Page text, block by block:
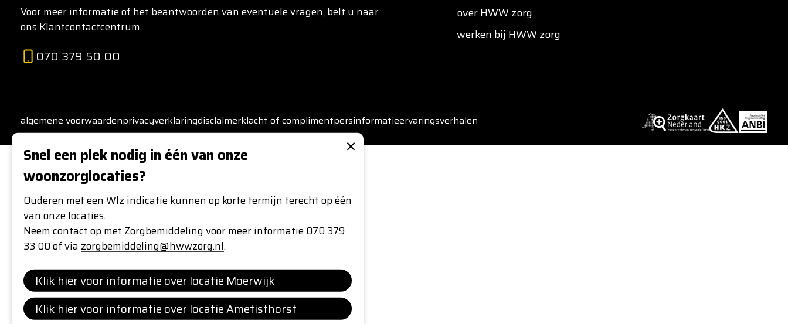
Voor meer informatie of het beantwoorden van eventuele vragen, belt u naar
ons Klantcontactcentrum.
070 379 50 00
over HWW zorg
werken bij HWW zorg
algemene voorwaardenprivacyverklaringdisclaimerklacht of complimentpersinformatieervaringsverhalen
×
Snel een plek nodig in één van onze
woonzorglocaties?
Ouderen met een Wlz indicatie kunnen op korte termijn terecht op één
van onze locaties.
Neem contact op met Zorgbemiddeling voor meer informatie 070 379
33 00 of via zorgbemiddeling@hwwzorg.nl.
Klik hier voor informatie over locatie Moerwijk
Klik hier voor informatie over locatie Ametisthorst